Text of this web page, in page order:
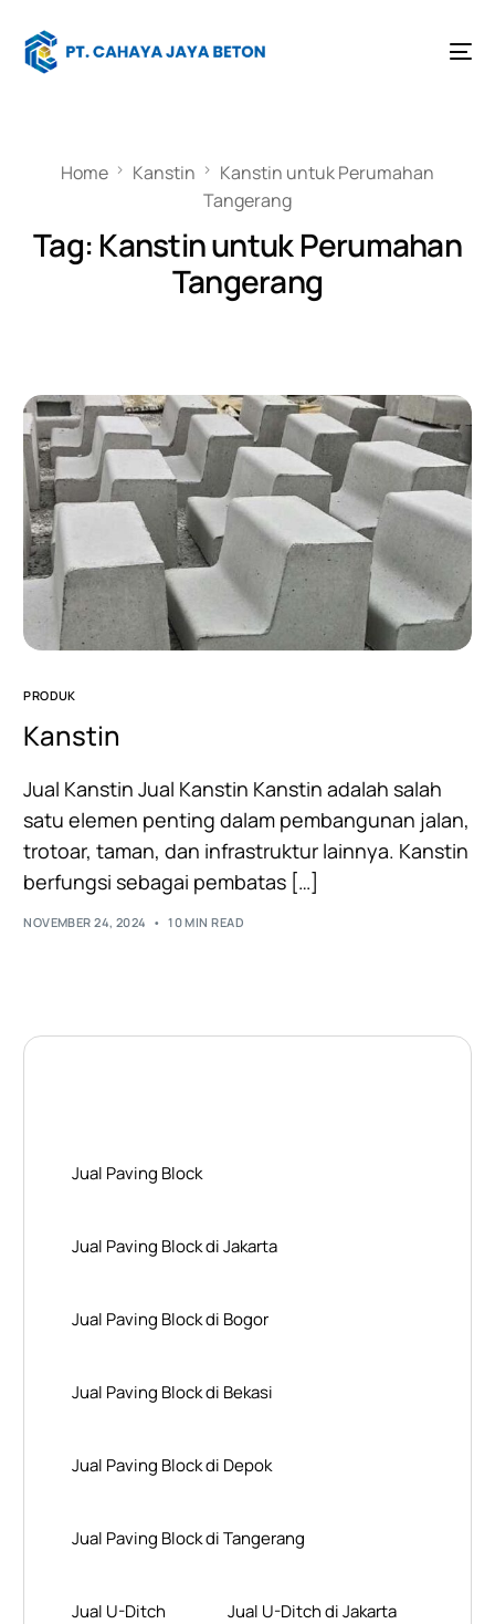
Home Kanstin
Kanstin untuk Perumahan
Tangerang
Tag: Kanstin untuk Perumahan
Tangerang
PRODUK
Kanstin
Jual Kanstin Jual Kanstin Kanstin adalah salah
satu elemen penting dalam pembangunan jalan,
trotoar, taman, dan infrastruktur lainnya. Kanstin
berfungsi sebagai pembatas […]
NOVEMBER 24, 2024 10 MIN READ
Jual Paving Block
Jual Paving Block di Jakarta
Jual Paving Block di Bogor
Jual Paving Block di Bekasi
Jual Paving Block di Depok
Jual Paving Block di Tangerang
Jual U-Ditch Jual U-Ditch di Jakarta